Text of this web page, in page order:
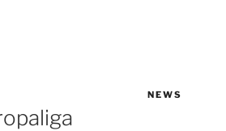
NEWS